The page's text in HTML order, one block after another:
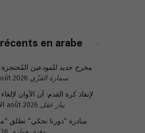
en arabe
مخرج جديد للمودعين المُحتجزة
août 2026 سمارة القزّي
لإنقاذ كرة القدم: آن الآوان
5 août 2026 بيار عقل
مبادرة “دورنا نحكي” تطلق